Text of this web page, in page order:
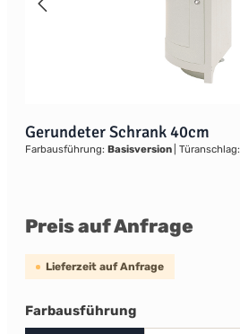
Gerundeter Schrank 40cm
Farbausführung: Basisversion Türanschlag:
Preis auf Anfrage
Lieferzeit auf Anfrage
Farbausführungauswählen